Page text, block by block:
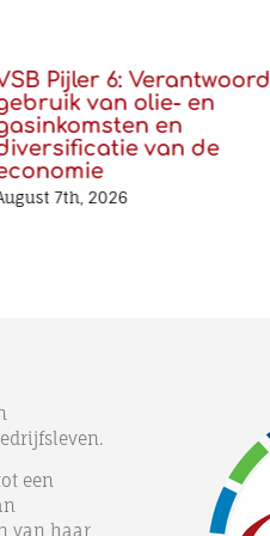
Pijler 6: Verantwoord
van olie- en
en
van de
7th, 2026
een
van haar